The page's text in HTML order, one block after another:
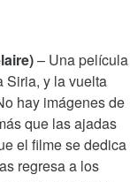
– Una película
Siria, y la vuelta
hay imágenes de
que las ajadas
el filme se dedica
regresa a los